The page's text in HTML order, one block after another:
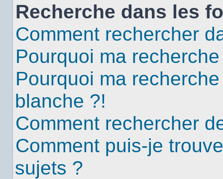
Recherche dans les
Comment rechercher
Pourquoi ma
Pourquoi ma
blanche ?!
Comment rechercher
Comment puis-je
sujets ?